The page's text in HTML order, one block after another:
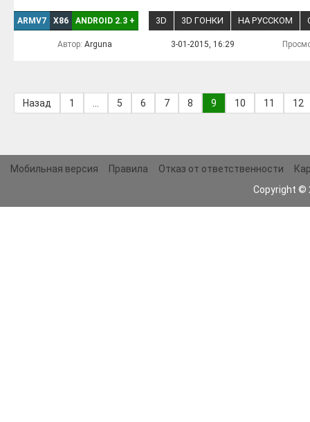
ARMV7 X86 ANDROID 2.3 + 3D 3D ГОНКИ НА РУССКОМ
Автор:Arguna 3-01-2015, 16:29
Назад 1 5 6 7 8 9 10 11 12
Мобильная версия Правила Отказ от ответственности
Copyright ©